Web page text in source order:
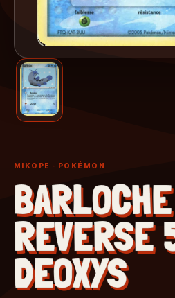
MIKOPE · POKÉMON
BARLOCHE
DEOXYS